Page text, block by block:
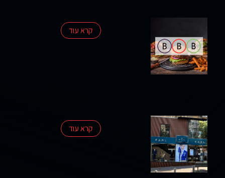
סקרי
שוק
אודות
החברה
קשר
קרא עוד
קרא עוד